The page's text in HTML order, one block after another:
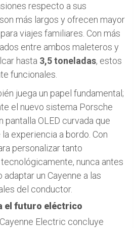
respecto a sus
más largos y ofrecen mayor
viajes familiares. Con más
entre ambos maleteros y
hasta 3,5 toneladas, estos
funcionales.
juega un papel fundamental;
el nuevo sistema Porsche
pantalla OLED curvada que
experiencia a bordo. Con
personalizar tanto
nunca antes
un Cayenne a las
del conductor.
el futuro eléctrico
Electric concluye